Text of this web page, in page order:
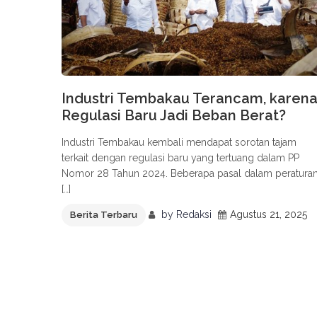
Industri Tembakau Terancam, karena
Regulasi Baru Jadi Beban Berat?
Industri Tembakau kembali mendapat sorotan tajam
terkait dengan regulasi baru yang tertuang dalam PP
Nomor 28 Tahun 2024. Beberapa pasal dalam
[…]
Berita Terbaru by Redaksi Agustus 21, 2025